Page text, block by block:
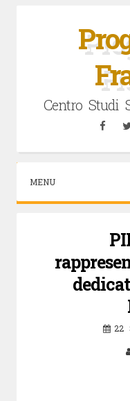
Centro Studi
MENU
22